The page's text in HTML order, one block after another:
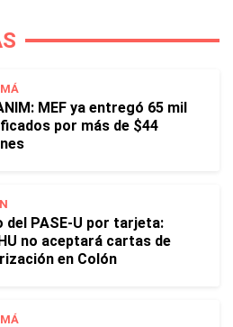
MEF ya entregó 65 mil
por más de $44
del PASE-U por tarjeta:
no aceptará cartas de
en Colón